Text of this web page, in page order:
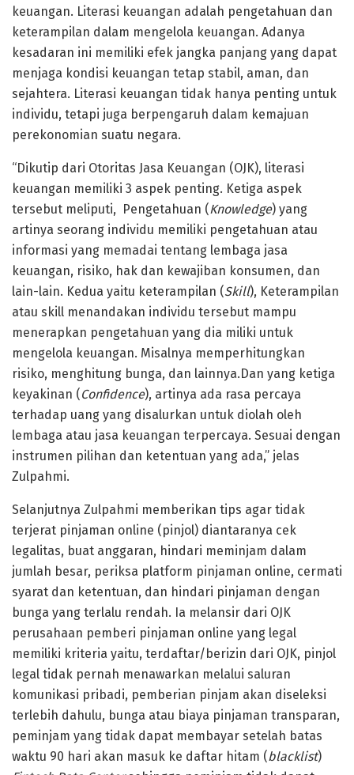
keuangan. Literasi keuangan adalah pengetahuan dan
keterampilan dalam mengelola keuangan. Adanya
kesadaran ini memiliki efek jangka panjang yang dapat
menjaga kondisi keuangan tetap stabil, aman, dan
sejahtera. Literasi keuangan tidak hanya penting untuk
individu, tetapi juga berpengaruh dalam kemajuan
perekonomian suatu negara.
“Dikutip dari Otoritas Jasa Keuangan (OJK), literasi
keuangan memiliki 3 aspek penting. Ketiga aspek
tersebut meliputi, Pengetahuan (Knowledge) yang
artinya seorang individu memiliki pengetahuan atau
informasi yang memadai tentang lembaga jasa
keuangan, risiko, hak dan kewajiban konsumen, dan
lain-lain. Kedua yaitu keterampilan (Skill), Keterampilan
atau skill menandakan individu tersebut mampu
menerapkan pengetahuan yang dia miliki untuk
mengelola keuangan. Misalnya memperhitungkan
risiko, menghitung bunga, dan lainnya.Dan yang ketiga
keyakinan (Confidence), artinya ada rasa percaya
terhadap uang yang disalurkan untuk diolah oleh
lembaga atau jasa keuangan terpercaya. Sesuai dengan
instrumen pilihan dan ketentuan yang ada,” jelas
Zulpahmi.
Selanjutnya Zulpahmi memberikan tips agar tidak
terjerat pinjaman online (pinjol) diantaranya cek
legalitas, buat anggaran, hindari meminjam dalam
jumlah besar, periksa platform pinjaman online, cermati
syarat dan ketentuan, dan hindari pinjaman dengan
bunga yang terlalu rendah. Ia melansir dari OJK
perusahaan pemberi pinjaman online yang legal
memiliki kriteria yaitu, terdaftar/berizin dari OJK, pinjol
legal tidak pernah menawarkan melalui saluran
komunikasi pribadi, pemberian pinjam akan diseleksi
terlebih dahulu, bunga atau biaya pinjaman transparan,
peminjam yang tidak dapat membayar setelah batas
waktu 90 hari akan masuk ke daftar hitam (blacklist)